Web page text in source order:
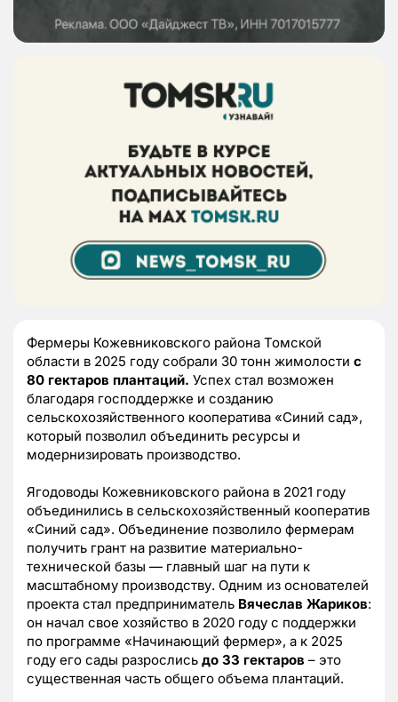
Фермеры Кожевниковского района Томской
области в 2025 году собрали 30 тонн жимолости с
80 гектаров плантаций. Успех стал возможен
благодаря господдержке и созданию
сельскохозяйственного кооператива «Синий сад»,
который позволил объединить ресурсы и
модернизировать производство.
Ягодоводы Кожевниковского района в 2021 году
объединились в сельскохозяйственный кооператив
«Синий сад». Объединение позволило фермерам
получить грант на развитие материально-
технической базы — главный шаг на пути к
масштабному производству. Одним из основателей
проекта стал предприниматель Вячеслав Жариков:
он начал свое хозяйство в 2020 году с поддержки
по программе «Начинающий фермер», а к 2025
году его сады разрослись до 33 гектаров – это
существенная часть общего объема плантаций.